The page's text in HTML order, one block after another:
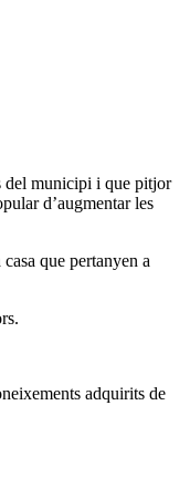
del municipi i que pitjor
d’augmentar les
que pertanyen a
adquirits de